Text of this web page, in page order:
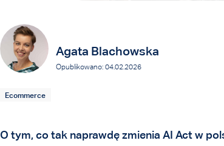
Agata Blachowska
Opublikowano: 04.02.2026
Ecommerce
O tym, co tak naprawdę zmienia AI Act w